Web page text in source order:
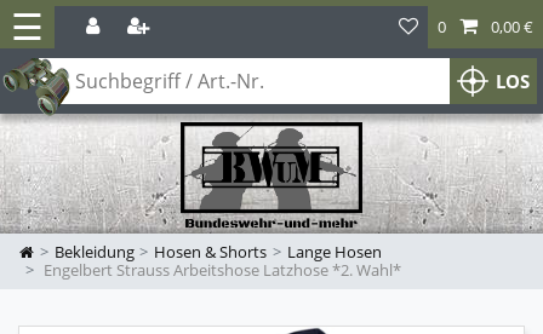
☰
LOS
0 0,00 €
Bekleidung Hosen & Shorts
Lange Hosen
Engelbert Strauss Arbeitshose Latzhose *2. Wahl*